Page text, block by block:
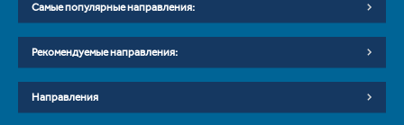
Самые популярные направления:
Рекомендуемые направления:
Направления